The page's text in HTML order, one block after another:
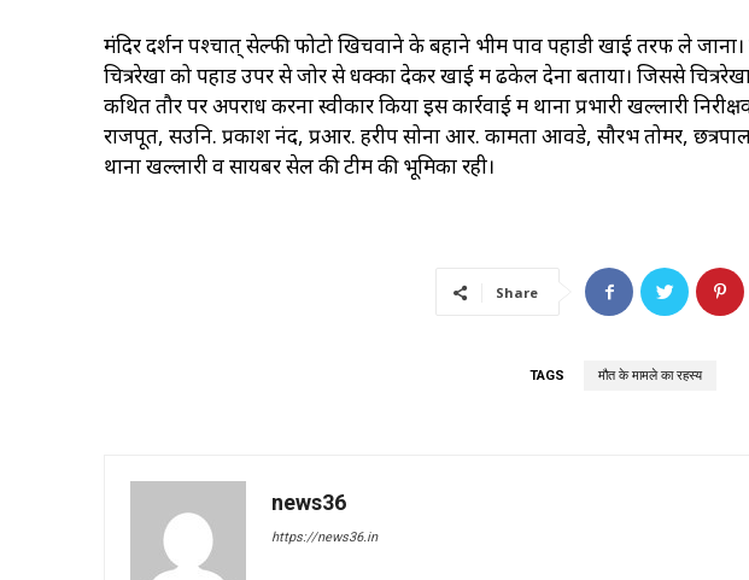
मंदिर दर्शन पश्चात् सेल्फी फोटो खिचवाने के बहाने भीम पाव पहाडी खाई तरफ ले
चित्ररेखा को पहाड उपर से जोर से धक्का देकर खाई में ढकेल देना बताया। जिससे
कथित तौर पर अपराध करना स्वीकार किया इस कार्रवाई में थाना प्रभारी खल्लारी
राजपूत, सउनि. प्रकाश नंद, प्रआर. हरीप सोना आर. कामता आवडे, सौरभ तोमर,
थाना खल्लारी व सायबर सेल की टीम की भूमिका रही।
Share
TAGS मौत के मामले का रहस्य
news36
https://news36.in